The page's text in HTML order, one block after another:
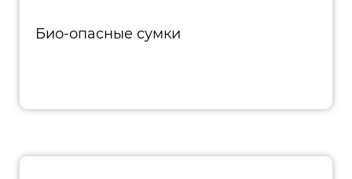
Био-опасные сумки